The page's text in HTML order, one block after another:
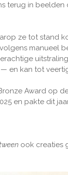
terug in
ze tot stand
manueel
en kan tot
Award op
en pakte dit
ook creaties